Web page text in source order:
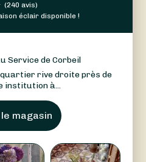
(240 avis)
éclair disponible !
Service de Corbeil
rive droite près de
institution à...
magasin